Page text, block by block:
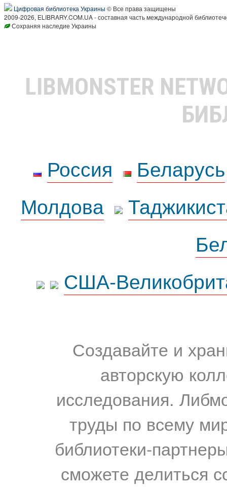
Цифровая библиотека Украины © Все права защищены
2009-2026, ELIBRARY.COM.UA - составная часть международной
Сохраняя наследие Украины
LIBMONSTER
Россия
Беларусь
Молдова
США-
Создавайте и
авторскую
исследования.
труды по всему
библиотеки-
сможете делиться